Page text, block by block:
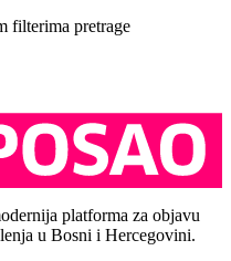
filterima pretrage
platforma za objavu
u Bosni i Hercegovini.